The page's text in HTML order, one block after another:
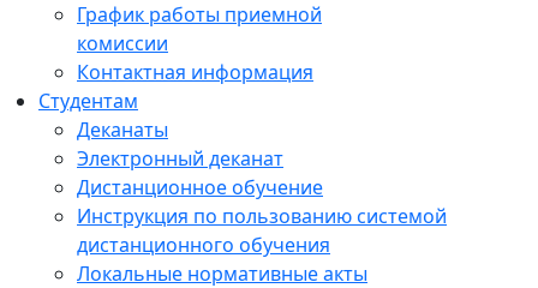
График работы приемной
комиссии
Контактная информация
Студентам
Деканаты
Электронный деканат
Дистанционное обучение
Инструкция по пользованию системой
дистанционного обучения
Локальные нормативные акты